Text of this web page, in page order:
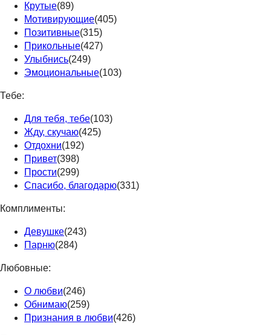
Крутые(89)
Мотивирующие(405)
Позитивные(315)
Прикольные(427)
Улыбнись(249)
Эмоциональные(103)
Тебе:
Для тебя, тебе(103)
Жду, скучаю(425)
Отдохни(192)
Привет(398)
Прости(299)
Спасибо, благодарю(331)
Комплименты:
Девушке(243)
Парню(284)
Любовные:
О любви(246)
Обнимаю(259)
Признания в любви(426)